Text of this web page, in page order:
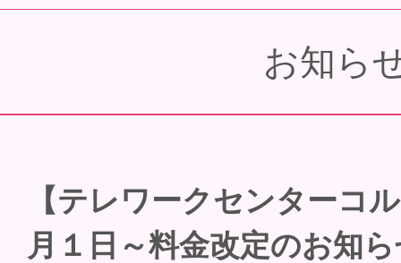
お知ら
【テレワークセンターコ
月１日～料金改定のお知